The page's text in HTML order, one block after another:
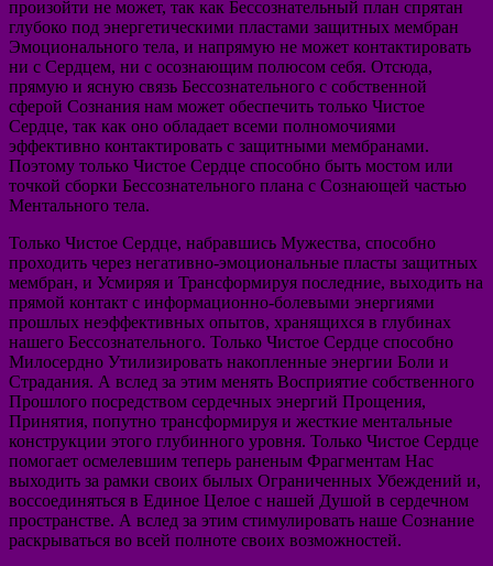
произойти не может, так как Бессознательный план спрятан
глубоко под энергетическими пластами защитных мембран
Эмоционального тела, и напрямую не может контактировать
ни с Сердцем, ни с осознающим полюсом себя. Отсюда,
прямую и ясную связь Бессознательного с собственной
сферой Сознания нам может обеспечить только Чистое
Сердце, так как оно обладает всеми полномочиями
эффективно контактировать с защитными мембранами.
Поэтому только Чистое Сердце способно быть мостом или
точкой сборки Бессознательного плана с Сознающей частью
Ментального тела.
Только Чистое Сердце, набравшись Мужества, способно
проходить через негативно-эмоциональные пласты защитных
мембран, и Усмиряя и Трансформируя последние, выходить на
прямой контакт с информационно-болевыми энергиями
прошлых неэффективных опытов, хранящихся в глубинах
нашего Бессознательного. Только Чистое Сердце способно
Милосердно Утилизировать накопленные энергии Боли и
Страдания. А вслед за этим менять Восприятие собственного
Прошлого посредством сердечных энергий Прощения,
Принятия, попутно трансформируя и жесткие ментальные
конструкции этого глубинного уровня. Только Чистое Сердце
помогает осмелевшим теперь раненым Фрагментам Нас
выходить за рамки своих былых Ограниченных Убеждений и,
воссоединяться в Единое Целое с нашей Душой в сердечном
пространстве. А вслед за этим стимулировать наше Сознание
раскрываться во всей полноте своих возможностей.